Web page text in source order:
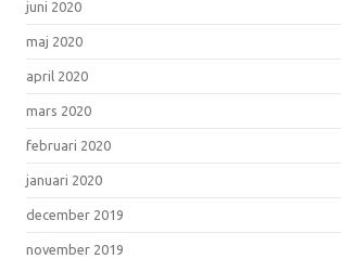
juni 2020
maj 2020
april 2020
mars 2020
februari 2020
januari 2020
december 2019
november 2019